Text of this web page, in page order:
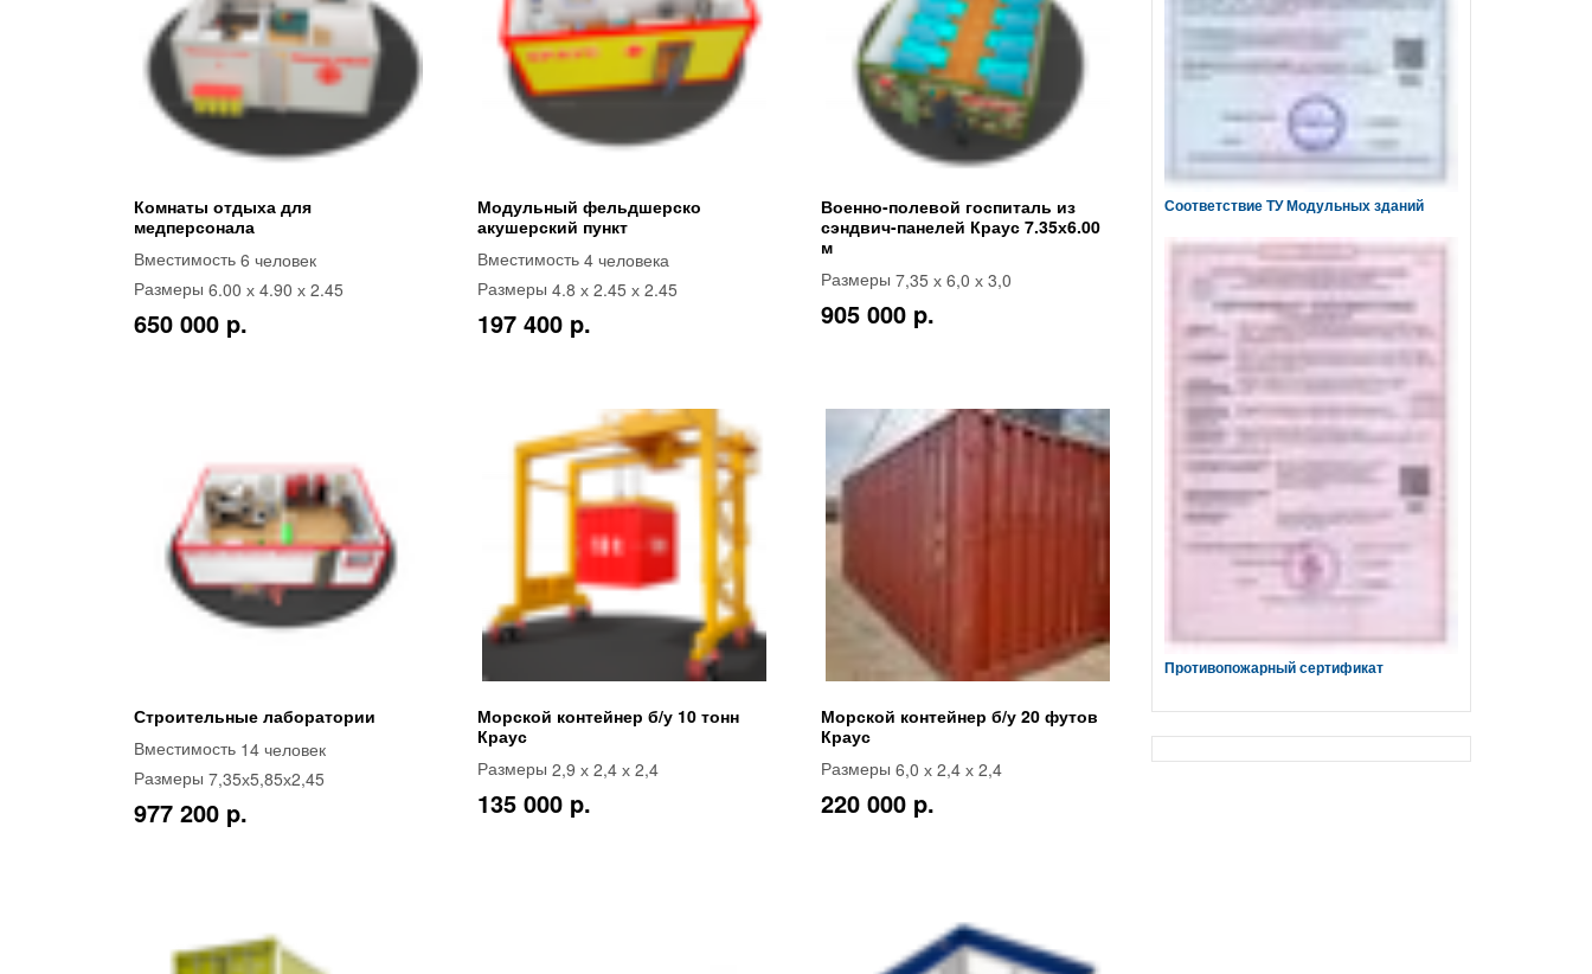
Комнаты отдыха для
медперсонала
Вместимость 6 человек
Размеры 6.00 х 4.90 х 2.45
650 000 p.
Модульный фельдшерско
акушерский пункт
Вместимость 4 человека
Размеры 4.8 х 2.45 х 2.45
197 400 p.
Военно-полевой госпиталь из
сэндвич-панелей Краус 7.35х6.00
м
Размеры 7,35 х 6,0 х 3,0
905 000 p.
Строительные лаборатории
Вместимость 14 человек
Размеры 7,35х5,85х2,45
977 200 p.
Морской контейнер б/у 10 тонн
Краус
Размеры 2,9 х 2,4 х 2,4
135 000 p.
Морской контейнер б/у 20 футов
Краус
Размеры 6,0 х 2,4 х 2,4
220 000 p.
Соответствие ТУ Модульных зданий
Противопожарный сертификат